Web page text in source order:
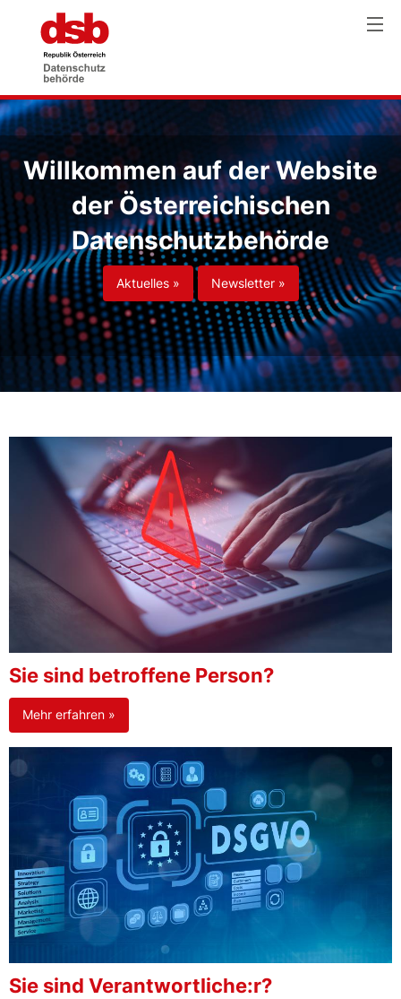
Willkommen auf der Website
der Österreichischen
Datenschutzbehörde
Aktuelles » Newsletter »
Sie sind betroffene Person?
Mehr erfahren »
Sie sind Verantwortliche:r?